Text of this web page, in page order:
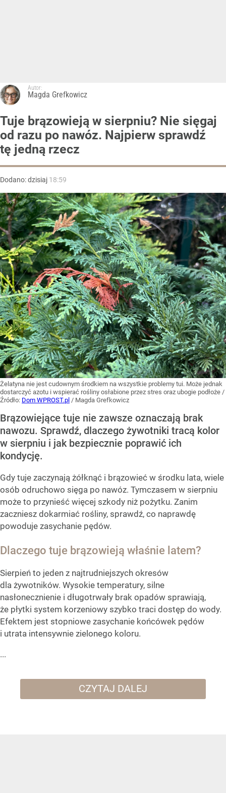
Autor:
Magda Grefkowicz
Tuje brązowieją w sierpniu? Nie sięgaj
od razu po nawóz. Najpierw sprawdź
tę jedną rzecz
Dodano:dzisiaj 18:59
Żelatyna nie jest cudownym środkiem na wszystkie problemy tui. Może jednak
dostarczyć azotu i wspierać rośliny osłabione przez stres oraz ubogie podłoże /
Źródło: Dom WPROST.pl / Magda Grefkowicz
Brązowiejące tuje nie zawsze oznaczają brak
nawozu. Sprawdź, dlaczego żywotniki tracą kolor
w sierpniu i jak bezpiecznie poprawić ich
kondycję.
Gdy tuje zaczynają żółknąć i brązowieć w środku lata, wiele
osób odruchowo sięga po nawóz. Tymczasem w sierpniu
może to przynieść więcej szkody niż pożytku. Zanim
zaczniesz dokarmiać rośliny, sprawdź, co naprawdę
powoduje zasychanie pędów.
Dlaczego tuje brązowieją właśnie latem?
Sierpień to jeden z najtrudniejszych okresów
dla żywotników. Wysokie temperatury, silne
nasłonecznienie i długotrwały brak opadów sprawiają,
że płytki system korzeniowy szybko traci dostęp do wody.
Efektem jest stopniowe zasychanie końcówek pędów
i utrata intensywnie zielonego koloru.
...
CZYTAJ DALEJ